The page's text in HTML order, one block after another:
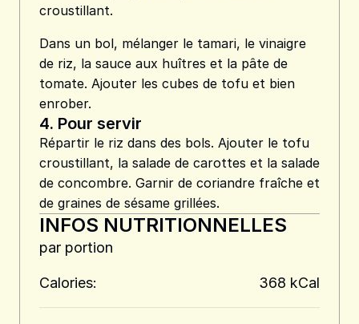
croustillant.
Dans un bol, mélanger le tamari, le vinaigre
de riz, la sauce aux huîtres et la pâte de
tomate. Ajouter les cubes de tofu et bien
enrober.
4. Pour servir
Répartir le riz dans des bols. Ajouter le tofu
croustillant, la salade de carottes et la salade
de concombre. Garnir de coriandre fraîche et
de graines de sésame grillées.
INFOS NUTRITIONNELLES
par portion
Calories: 368 kCal